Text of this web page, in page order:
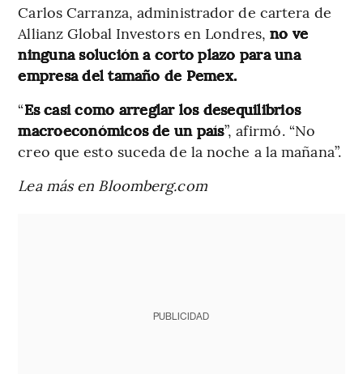
Carlos Carranza, administrador de cartera de
Allianz Global Investors en Londres,no ve
ninguna solución a corto plazo para una
empresa del tamaño de Pemex.
“Es casi como arreglar los desequilibrios
macroeconómicos de un país”, afirmó. “No
creo que esto suceda de la noche a la mañana”.
Lea más en Bloomberg.com
PUBLICIDAD